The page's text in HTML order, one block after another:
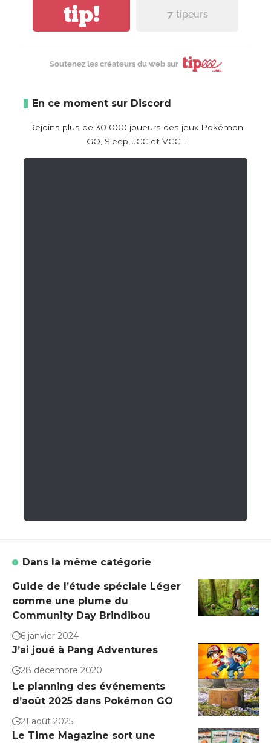
tip! 7 tipeurs
Soutenez les créateurs du web sur
En ce moment sur Discord
Rejoins plus de 30 000 joueurs des jeux Pokémon
GO, Sleep, JCC et VCG !
Dans la même catégorie
Guide de l’étude spéciale Léger
comme une plume du
Community Day Brindibou
6 janvier 2024
J’ai joué à Pang Adventures
28 décembre 2020
Le planning des événements
d’août 2025 dans Pokémon GO
21 août 2025
Le Time Magazine sort une